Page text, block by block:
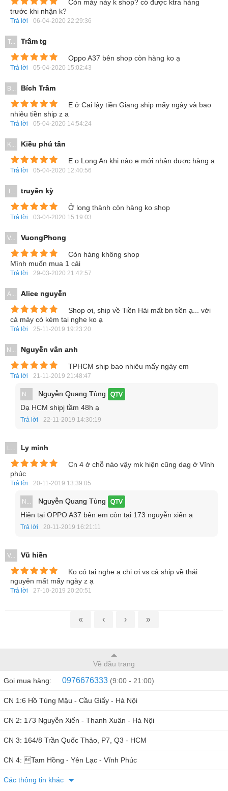
Cấu hình vừa đủ
Được trang bị vi xử lý Qualcomm Snapdragon 410 4 nhân
vuốt trên máy mượt mà. Hơn nữa, chip đồ họa Adreno 306
giúp việc chơi game, lướt web tốt hơn.
RAM 2 GB giúp khả năng đa nhiệm tốt hơn, bộ nhớ trong 16
GB giúp lưu trữ ổn định cộng với hỗ trợ thẻ nhớ ngoài lên
đến 128 GB giúp tăng không gian lưu trữ cho người dùng
thoải mái sử dụng.
Camera khá
OPPO A37 có 2 camera có độ phân giải khá tốt. Với 5 MP
sau độ phân giải 8 MP sẽ giúp bạn ghi lại hình ảnh một cách
chân thực nhất.
Được trang bị 2 sim 2 sóng là lợi thế của máy, người dùng
sẽ tiết kiệm được khá nhiều chi phí trong quá trình sử dụng.
Còn máy này k shop? có được ktra hàng
trước khi nhận k?
Trả lời 06-04-2020 22:29:36
T... Trâm tg
Oppo A37 bên shop còn hàng ko ạ
Trả lời 05-04-2020 15:02:43
B... Bích Trâm
E ở Cai lậy tiền Giang ship mấy ngày và bao
nhiêu tiền ship z a
Trả lời 05-04-2020 14:54:24
K... Kiều phú tân
E o Long An khi nào e mới nhận dược hàng ạ
Trả lời 05-04-2020 12:40:56
T... truyền kỳ
Ở long thành còn hàng ko shop
Trả lời 03-04-2020 15:19:03
V... VuongPhong
Còn hàng không shop
Mình muốn mua 1 cái
Trả lời 29-03-2020 21:42:57
A... Alice nguyễn
Shop ơi, ship về Tiền Hải mất bn tiền ạ... với
cả máy có kèm tai nghe ko ạ
Trả lời 25-11-2019 19:23:20
N... Nguyễn vân anh
TPHCM ship bao nhiêu mấy ngày em
Trả lời 21-11-2019 21:48:47
N... Nguyễn Quang Tùng QTV
Dạ HCM shipj tầm 48h ạ
Trả lời 22-11-2019 14:30:19
L... Ly minh
Cn 4 ở chỗ nào vậy mk hiện cũng dag ở Vĩnh
phúc
Trả lời 20-11-2019 13:39:05
N... Nguyễn Quang Tùng QTV
Hiện tại OPPO A37 bên em còn tại 173 nguyễn xiển ạ
Trả lời 20-11-2019 16:21:11
V... Vũ hiền
Ko có tai nghe ạ chị ơi vs cả ship về thái
nguyên mất mấy ngày z ạ
Trả lời 27-10-2019 20:20:51
« ‹ › »
Về đầu trang
Gọi mua hàng: 0976676333 (9:00 - 21:00)
CN 1:6 Hồ Tùng Mậu - Cầu Giấy - Hà Nội
CN 2: 173 Nguyễn Xiển - Thanh Xuân - Hà Nội
CN 3: 164/8 Trần Quốc Thảo, P7, Q3 - HCM
CN 4: Tam Hồng - Yên Lạc - Vĩnh Phúc
Các thông tin khác